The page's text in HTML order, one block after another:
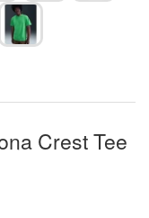
Crest Tee